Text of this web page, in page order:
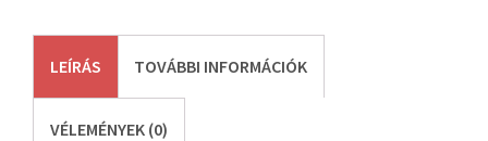
LEÍRÁS TOVÁBBI INFORMÁCIÓK
VÉLEMÉNYEK (0)